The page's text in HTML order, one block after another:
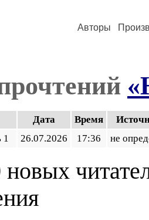
Авторы
Дата Время
1
26.07.2026 17:36 не
новых